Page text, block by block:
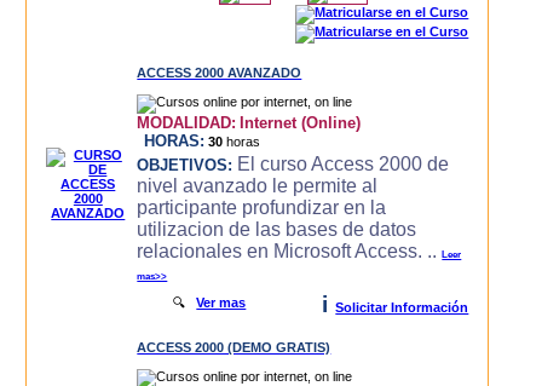
ACCESS 2000 AVANZADO
MODALIDAD: Internet (Online)
HORAS: 30 horas
OBJETIVOS: El curso Access 2000 de
nivel avanzado le permite al
participante profundizar en la
utilizacion de las bases de datos
relacionales en Microsoft Access. ..Leer
mas>>
🔍Ver mas i Solicitar Información
ACCESS 2000 (DEMO GRATIS)